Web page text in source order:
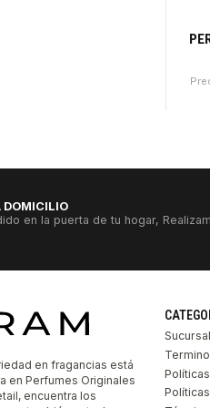
DOMICILIO
en la puerta de tu hogar,
en fragancias está
en Perfumes Originales
encuentra los